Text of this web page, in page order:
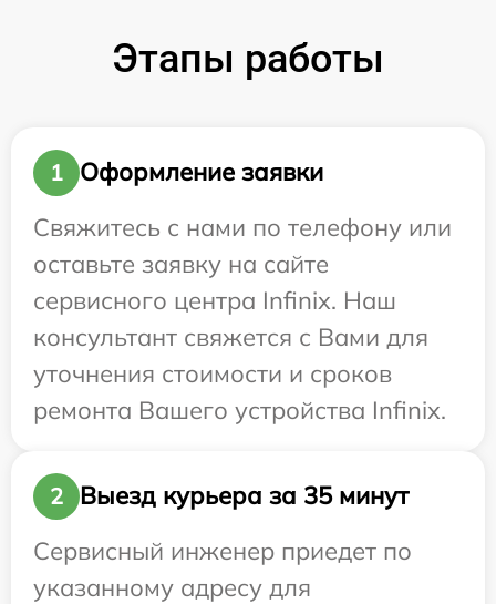
Этапы работы
1
Оформление заявки
Свяжитесь с нами по телефону или
оставьте заявку на сайте
сервисного центра Infinix. Наш
консультант свяжется с Вами для
уточнения стоимости и сроков
ремонта Вашего устройства Infinix.
2
Выезд курьера за 35 минут
Сервисный инженер приедет по
указанному адресу для